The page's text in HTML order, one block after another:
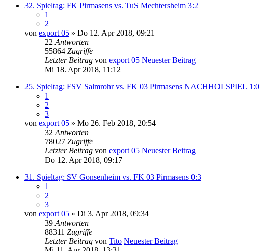
32. Spieltag: FK Pirmasens vs. TuS Mechtersheim 3:2
1
2
von export 05 » Do 12. Apr 2018, 09:21
22 Antworten
55864 Zugriffe
Letzter Beitrag von export 05 Neuester Beitrag
Mi 18. Apr 2018, 11:12
25. Spieltag: FSV Salmrohr vs. FK 03 Pirmasens NACHHOLSPIEL 1:0
1
2
3
von export 05 » Mo 26. Feb 2018, 20:54
32 Antworten
78027 Zugriffe
Letzter Beitrag von export 05 Neuester Beitrag
Do 12. Apr 2018, 09:17
31. Spieltag: SV Gonsenheim vs. FK 03 Pirmasens 0:3
1
2
3
von export 05 » Di 3. Apr 2018, 09:34
39 Antworten
88311 Zugriffe
Letzter Beitrag von Tito Neuester Beitrag